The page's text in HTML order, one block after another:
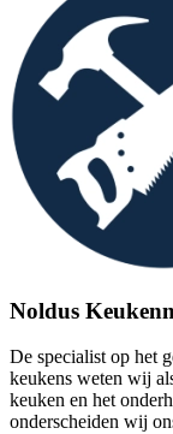
Noldus
De specialist op het
keukens weten wij
keuken en het
onderscheiden wij